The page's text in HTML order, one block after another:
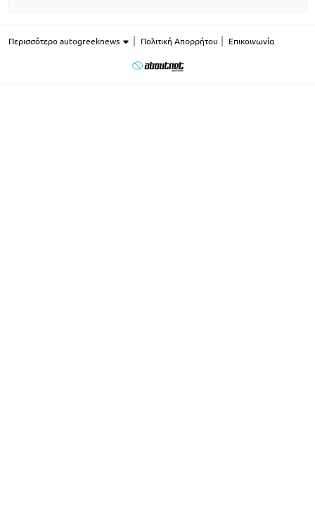
Περισσότερο autogreeknews Πολιτική Απορρήτου Επικοινωνία